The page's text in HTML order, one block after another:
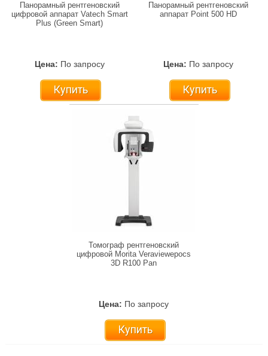
Панорамный рентгеновский
цифровой аппарат Vatech Smart
Plus (Green Smart)
Цена: По запросу
Купить
Панорамный рентгеновский
аппарат Point 500 HD
Цена: По запросу
Купить
Томограф рентгеновский
цифровой Morita Veraviewepocs
3D R100 Pan
Цена: По запросу
Купить